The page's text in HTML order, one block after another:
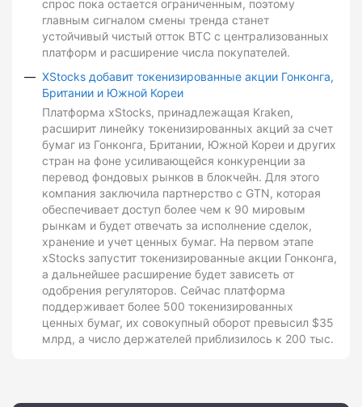
спрос пока остается ограниченным, поэтому
главным сигналом смены тренда станет
устойчивый чистый отток BTC с централизованных
платформ и расширение числа покупателей.
XStocks добавит токенизированные акции Гонконга,
Британии и Южной Кореи
Платформа xStocks, принадлежащая Kraken,
расширит линейку токенизированных акций за счет
бумаг из Гонконга, Британии, Южной Кореи и других
стран на фоне усиливающейся конкуренции за
перевод фондовых рынков в блокчейн. Для этого
компания заключила партнерство с GTN, которая
обеспечивает доступ более чем к 90 мировым
рынкам и будет отвечать за исполнение сделок,
хранение и учет ценных бумаг. На первом этапе
xStocks запустит токенизированные акции Гонконга,
а дальнейшее расширение будет зависеть от
одобрения регуляторов. Сейчас платформа
поддерживает более 500 токенизированных
ценных бумаг, их совокупный оборот превысил $35
млрд, а число держателей приблизилось к 200 тыс.